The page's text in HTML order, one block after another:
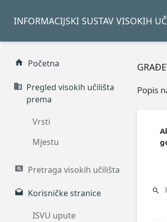
INFORMACIJSKI SUSTAV VISOKIH
Početna
Pregled visokih učilišta
prema
Vrsti
Mjestu
Pretraga visokih učilišta
Korisničke stranice
ISVU upute
Popis